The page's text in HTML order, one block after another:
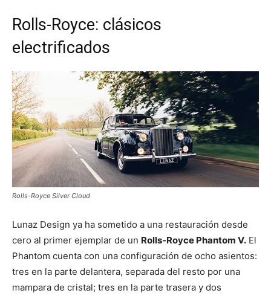
Rolls-Royce: clásicos
electrificados
Rolls-Royce Silver Cloud
Lunaz Design ya ha sometido a una restauración desde
cero al primer ejemplar de un Rolls-Royce Phantom V. El
Phantom cuenta con una configuración de ocho asientos:
tres en la parte delantera, separada del resto por una
mampara de cristal; tres en la parte trasera y dos